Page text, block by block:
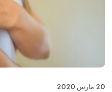
20 مارس 2020